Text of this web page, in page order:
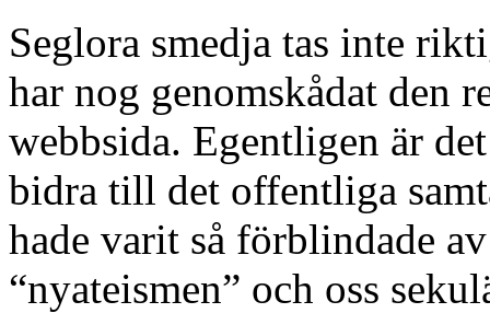
Seglora smedja tas inte
har nog genomskådat den
webbsida. Egentligen är
bidra till det offentliga
hade varit så förblindade
“nyateismen” och oss